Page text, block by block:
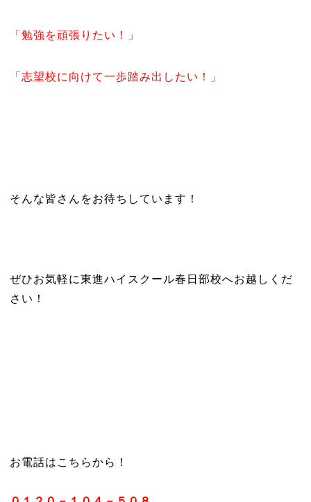
「勉強を頑張りたい！」
「志望校に向けて一歩踏み出したい！」
そんな皆さんをお待ちしています！
ぜひお気軽に東進ハイスクール春日部校へお越しくだ
さい！
お電話はこちらから！